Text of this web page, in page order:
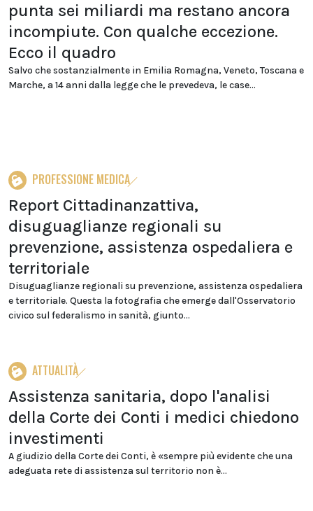
punta sei miliardi ma restano ancora
incompiute. Con qualche eccezione.
Ecco il quadro
Salvo che sostanzialmente in Emilia Romagna, Veneto, Toscana e
Marche, a 14 anni dalla legge che le prevedeva, le case...
PROFESSIONE MEDICA
Report Cittadinanzattiva,
disuguaglianze regionali su
prevenzione, assistenza ospedaliera e
territoriale
Disuguaglianze regionali su prevenzione, assistenza ospedaliera
e territoriale. Questa la fotografia che emerge dall'Osservatorio
civico sul federalismo in sanità, giunto...
ATTUALITÀ
Assistenza sanitaria, dopo l'analisi
della Corte dei Conti i medici chiedono
investimenti
A giudizio della Corte dei Conti, è «sempre più evidente che una
adeguata rete di assistenza sul territorio non è...